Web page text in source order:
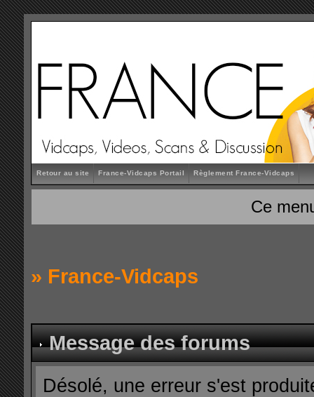
Retour au site France-Vidcaps Portail Règlement France-Vidcaps
Ce
» France-Vidcaps
Message des forums
Désolé, une erreur s'est